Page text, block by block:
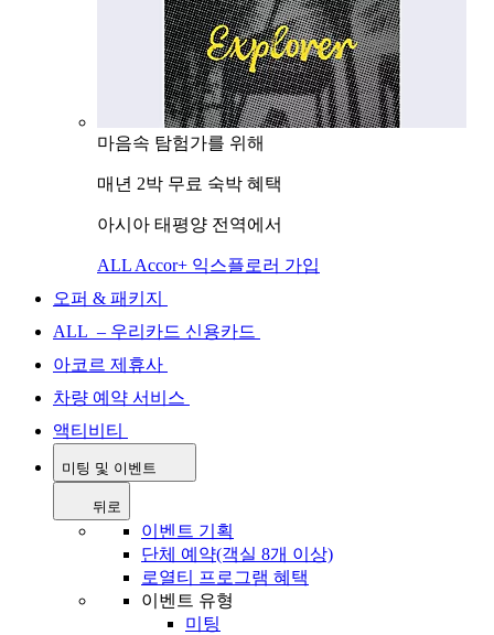
마음속 탐험가를 위해
매년 2박 무료 숙박 혜택
아시아 태평양 전역에서
ALL Accor+ 익스플로러 가입
오퍼 & 패키지
ALL – 우리카드 신용카드
아코르 제휴사
차량 예약 서비스
액티비티
미팅 및 이벤트
뒤로
이벤트 기획
단체 예약(객실 8개 이상)
로열티 프로그램 혜택
이벤트 유형
미팅